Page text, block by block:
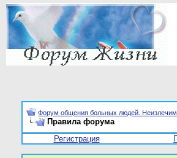
Форум общения больных людей.
Правила форума
Регистрация